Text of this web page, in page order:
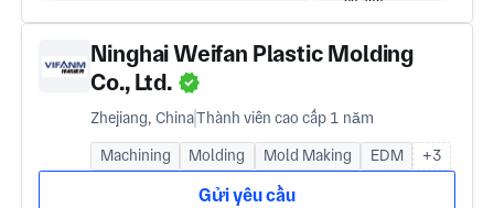
Ninghai Weifan Plastic Molding
Co., Ltd.
Zhejiang, ChinaThành viên cao cấp 1 năm
Machining Molding Mold Making EDM +3
Gửi yêu cầu